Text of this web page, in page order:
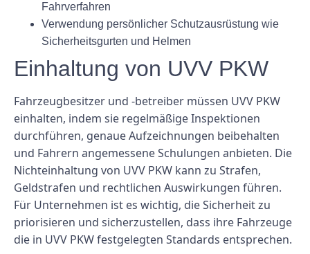
Fahrverfahren
Verwendung persönlicher Schutzausrüstung wie
Sicherheitsgurten und Helmen
Einhaltung von UVV PKW
Fahrzeugbesitzer und -betreiber müssen UVV PKW
einhalten, indem sie regelmäßige Inspektionen
durchführen, genaue Aufzeichnungen beibehalten
und Fahrern angemessene Schulungen anbieten. Die
Nichteinhaltung von UVV PKW kann zu Strafen,
Geldstrafen und rechtlichen Auswirkungen führen.
Für Unternehmen ist es wichtig, die Sicherheit zu
priorisieren und sicherzustellen, dass ihre Fahrzeuge
die in UVV PKW festgelegten Standards entsprechen.